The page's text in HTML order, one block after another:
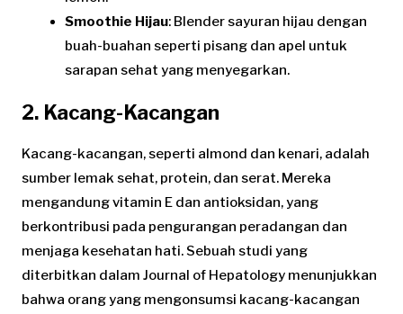
Smoothie Hijau: Blender sayuran hijau dengan
buah-buahan seperti pisang dan apel untuk
sarapan sehat yang menyegarkan.
2. Kacang-Kacangan
Kacang-kacangan, seperti almond dan kenari, adalah
sumber lemak sehat, protein, dan serat. Mereka
mengandung vitamin E dan antioksidan, yang
berkontribusi pada pengurangan peradangan dan
menjaga kesehatan hati. Sebuah studi yang
diterbitkan dalam Journal of Hepatology menunjukkan
bahwa orang yang mengonsumsi kacang-kacangan